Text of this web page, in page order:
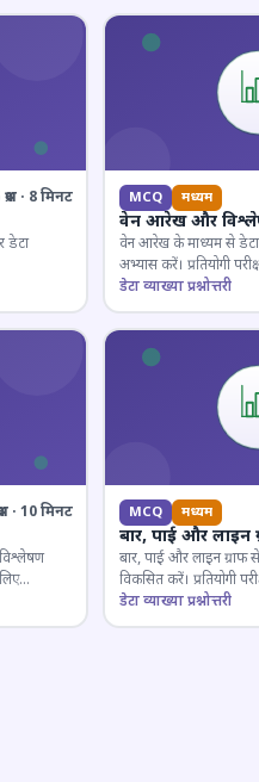
· 8 मिनट
डेटा
MCQ मध्यम
वेन आरेख और
वेन आरेख के माध्यम से डेटा
अभ्यास करें। प्रतियोगी
डेटा व्याख्या प्रश्नोत्तरी
· 10 मिनट MCQ मध्यम
बार, पाई और लाइन
बार, पाई और लाइन ग्राफ
विकसित करें। प्रतियोगी
डेटा व्याख्या प्रश्नोत्तरी